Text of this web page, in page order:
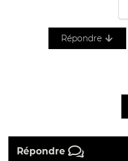
Répondre
Répondre